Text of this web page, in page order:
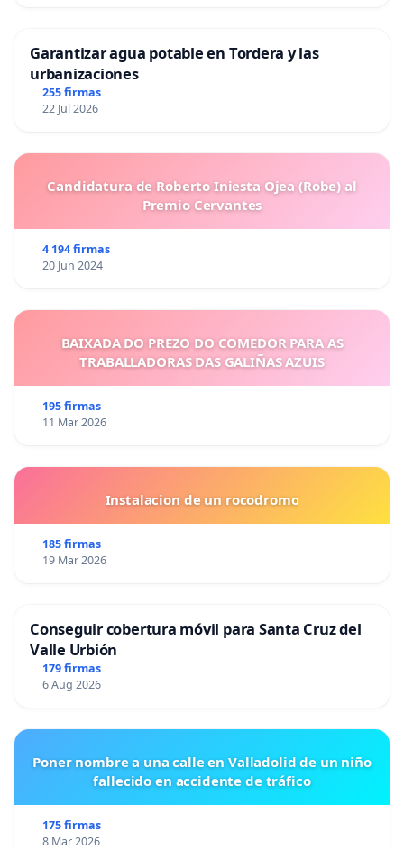
Garantizar agua potable en Tordera y las
urbanizaciones
255 firmas
22 Jul 2026
Candidatura de Roberto Iniesta Ojea (Robe) al
Premio Cervantes
4 194 firmas
20 Jun 2024
BAIXADA DO PREZO DO COMEDOR PARA AS
TRABALLADORAS DAS GALIÑAS AZUIS
195 firmas
11 Mar 2026
Instalacion de un rocodromo
185 firmas
19 Mar 2026
Conseguir cobertura móvil para Santa Cruz del
Valle Urbión
179 firmas
6 Aug 2026
Poner nombre a una calle en Valladolid de un niño
fallecido en accidente de tráfico
175 firmas
8 Mar 2026